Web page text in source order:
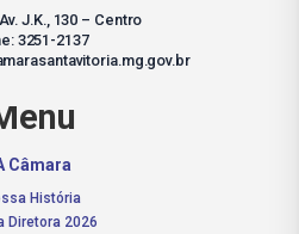
J.K., 130 – Centro
3251-2137
Câmara
História
Diretora 2026